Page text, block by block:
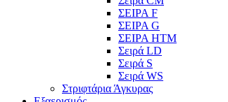
ΣΕΙΡΑ F
ΣΕΙΡΑ G
ΣΕΙΡΑ HTM
Σειρά LD
Σειρά S
Σειρά WS
Στριφτάρια Άγκυρας